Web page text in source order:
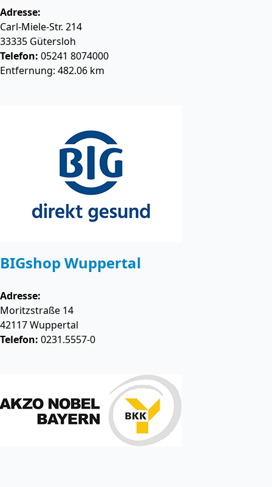
Adresse:
Carl-Miele-Str. 214
33335 Gütersloh
Telefon: 05241 8074000
Entfernung: 482.06 km
BIGshop Wuppertal
Adresse:
Moritzstraße 14
42117Wuppertal
Telefon: 0231.5557-0